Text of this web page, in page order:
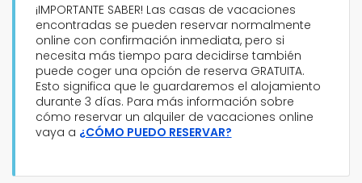
Tipo de alojamiento
Personas
¡IMPORTANTE SABER! Las casas de vacaciones
encontradas se pueden reservar normalmente
online con confirmación inmediata, pero si
necesita más tiempo para decidirse también
puede coger una opción de reserva GRATUITA.
Esto significa que le guardaremos el alojamiento
durante 3 días. Para más información sobre
cómo reservar un alquiler de vacaciones online
vaya a ¿CÓMO PUEDO RESERVAR?